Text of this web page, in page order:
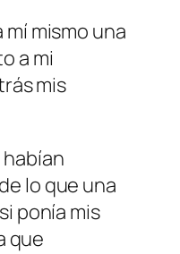
mismo una
a mi
mis
lo que una
ponía mis
que